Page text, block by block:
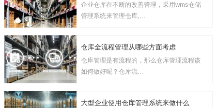
企业仓库在不断的改善管理，采用wms仓储
管理系统来管理仓库,...
仓库全流程管理从哪些方面考虑
仓库管理是有流程的，那么仓库管理流程该
如何做好呢？仓库流...
大型企业使用仓库管理系统来做什么